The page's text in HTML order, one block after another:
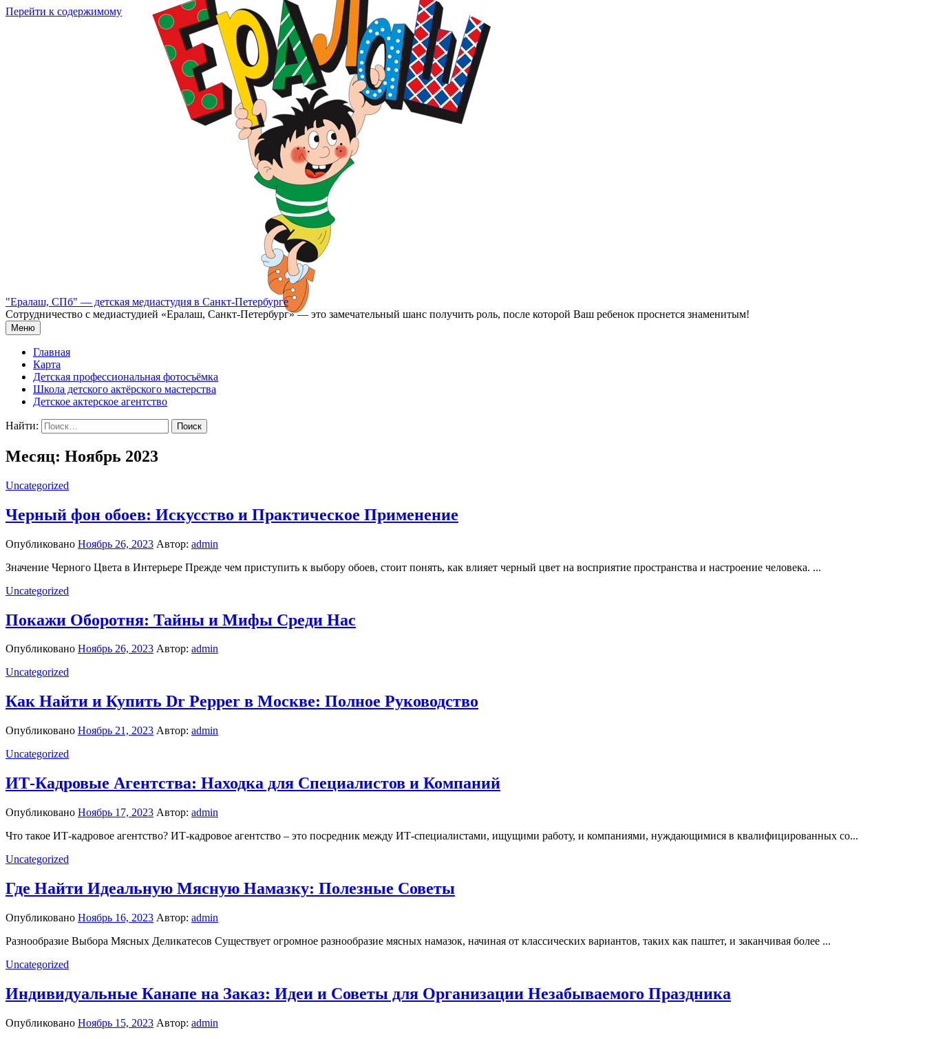
Перейти к содержимому
"Ералаш, СПб" — детская медиастудия в Санкт-Петербурге
Сотрудничество с медиастудией «Epaлаш, Санкт-Петербург» — это замечательный шанс получить роль, после которой Ваш ребенок проснется знаменитым!
Меню
Главная
Карта
Детская профессиональная фотосъёмка
Школа детского актёрского мастерства
Детское актерское агентство
Найти:
Месяц: Ноябрь 2023
Uncategorized
Черный фон обоев: Искусство и Практическое Применение
Опубликовано Ноябрь 26, 2023 Автор: admin
Значение Черного Цвета в Интерьере Прежде чем приступить к выбору обоев, стоит понять, как влияет черный цвет на восприятие пространства и настроение человека. ...
Uncategorized
Покажи Оборотня: Тайны и Мифы Среди Нас
Опубликовано Ноябрь 26, 2023 Автор: admin
Uncategorized
Как Найти и Купить Dr Pepper в Москве: Полное Руководство
Опубликовано Ноябрь 21, 2023 Автор: admin
Uncategorized
ИТ-Кадровые Агентства: Находка для Специалистов и Компаний
Опубликовано Ноябрь 17, 2023 Автор: admin
Что такое ИТ-кадровое агентство? ИТ-кадровое агентство – это посредник между ИТ-специалистами, ищущими работу, и компаниями, нуждающимися в квалифицированных со...
Uncategorized
Где Найти Идеальную Мясную Намазку: Полезные Советы
Опубликовано Ноябрь 16, 2023 Автор: admin
Разнообразие Выбора Мясных Деликатесов Существует огромное разнообразие мясных намазок, начиная от классических вариантов, таких как паштет, и заканчивая более ...
Uncategorized
Индивидуальные Канапе на Заказ: Идеи и Советы для Организации Незабываемого Праздника
Опубликовано Ноябрь 15, 2023 Автор: admin